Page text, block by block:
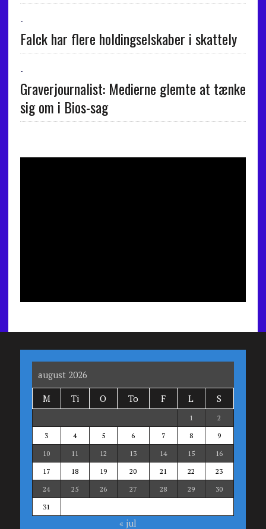
-
Falck har flere holdingselskaber i skattely
-
Graverjournalist: Medierne glemte at tænke
sig om i Bios-sag
august 2026
M
Ti O To F L S
1
2
3
4 5 6 7 8
9
10
11 12 13 14 15
16
17
18 19 20 21 22
23
24
25 26 27 28 29
30
31
« jul